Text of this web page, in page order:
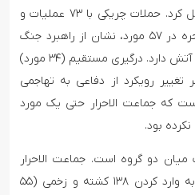
به اصلی‌ترین تاکتیک خود تبدیل کرد. حملات چریکی با ۷۳ عملیات و
استفاده از نارنجک و مواد منفجره در ۵۷ مورد، نشان از راهبرد جنگ
فراگیر و استفاده از حداکثر توان آتش دارد. درگیری مستقیم (۳۴ مورد)
بیانگر تغییر رویکرد از دفاعی به تهاجمی
که جماعت الاحرار حتی یک مورد
بود.
دو گروه است. جماعت الاحرار
آنچنان که ادعا می‌کند موفق به وارد کردن ۱۳۸ کشته و زخمی (۵۵